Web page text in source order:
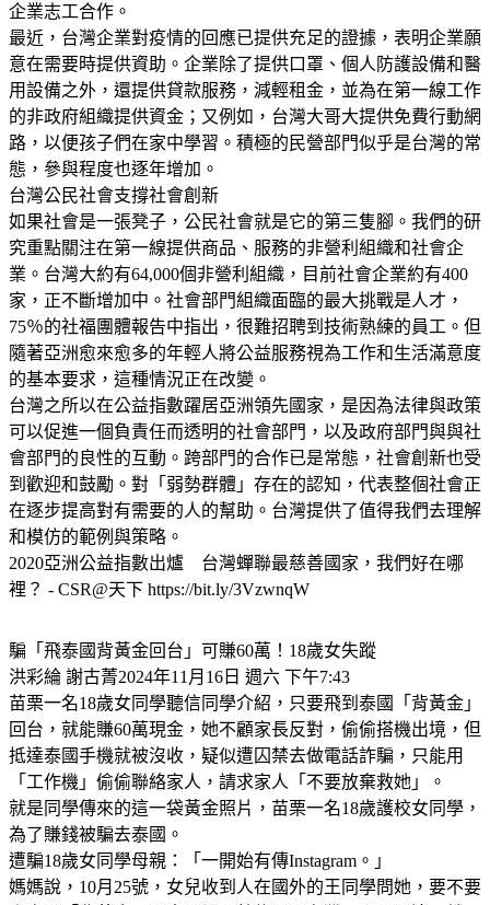
企業志工合作。
最近，台灣企業對疫情的回應已提供充足的證據，表明企業願
意在需要時提供資助。企業除了提供口罩、個人防護設備和醫
用設備之外，還提供貸款服務，減輕租金，並為在第一線工作
的非政府組織提供資金；又例如，台灣大哥大提供免費行動網
路，以便孩子們在家中學習。積極的民營部門似乎是台灣的常
態，參與程度也逐年增加。
台灣公民社會支撐社會創新
如果社會是一張凳子，公民社會就是它的第三隻腳。我們的研
究重點關注在第一線提供商品、服務的非營利組織和社會企
業。台灣大約有64,000個非營利組織，目前社會企業約有400
家，正不斷增加中。社會部門組織面臨的最大挑戰是人才，
75％的社福團體報告中指出，很難招聘到技術熟練的員工。但
隨著亞洲愈來愈多的年輕人將公益服務視為工作和生活滿意度
的基本要求，這種情況正在改變。
台灣之所以在公益指數躍居亞洲領先國家，是因為法律與政策
可以促進一個負責任而透明的社會部門，以及政府部門與與社
會部門的良性的互動。跨部門的合作已是常態，社會創新也受
到歡迎和鼓勵。對「弱勢群體」存在的認知，代表整個社會正
在逐步提高對有需要的人的幫助。台灣提供了值得我們去理解
和模仿的範例與策略。
2020亞洲公益指數出爐 台灣蟬聯最慈善國家，我們好在哪
裡？ - CSR@天下 https://bit.ly/3VzwnqW
騙「飛泰國背黃金回台」可賺60萬！18歲女失蹤
洪彩綸 謝古菁2024年11月16日 週六 下午7:43
苗栗一名18歲女同學聽信同學介紹，只要飛到泰國「背黃金」
回台，就能賺60萬現金，她不顧家長反對，偷偷搭機出境，但
抵達泰國手機就被沒收，疑似遭囚禁去做電話詐騙，只能用
「工作機」偷偷聯絡家人，請求家人「不要放棄救她」。
就是同學傳來的這一袋黃金照片，苗栗一名18歲護校女同學，
為了賺錢被騙去泰國。
遭騙18歲女同學母親：「一開始有傳Instagram。」
媽媽說，10月25號，女兒收到人在國外的王同學問她，要不要